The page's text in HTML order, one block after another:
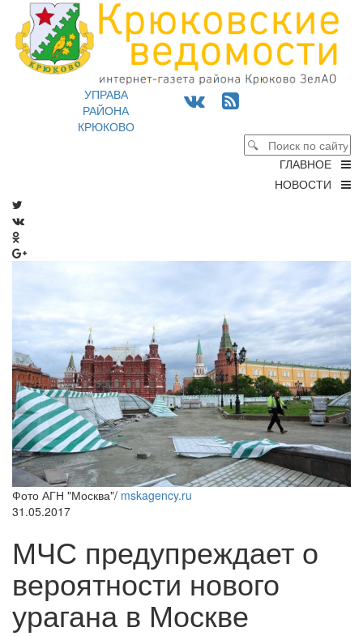
УПРАВА
РАЙОНА
КРЮКОВО
ГЛАВНОЕ
НОВОСТИ
Фото АГН "Москва"/ mskagency.ru
31.05.2017
МЧС предупреждает о
вероятности нового
урагана в Москве